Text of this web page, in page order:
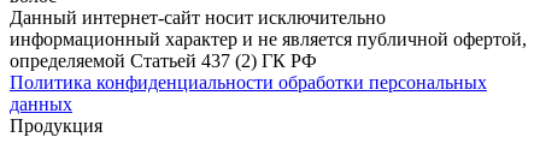
Данный интернет-сайт носит исключительно
информационный характер и не является публичной офертой,
определяемой Статьей 437 (2) ГК РФ
Политика конфиденциальности обработки персональных
данных
Продукция